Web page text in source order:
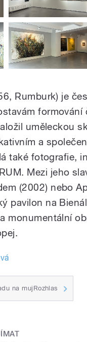
Rumburk) je
uměleckou
a
také fotografie,
Mezi jeho
(2002) nebo
pavilon na
monumentální
na mujRozhlas